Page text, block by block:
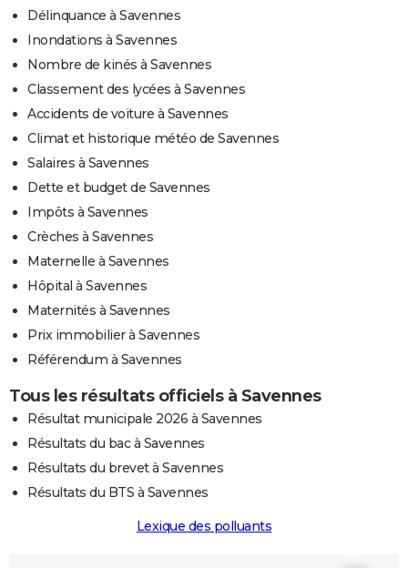
Délinquance à Savennes
Inondations à Savennes
Nombre de kinés à Savennes
Classement des lycées à Savennes
Accidents de voiture à Savennes
Climat et historique météo de Savennes
Salaires à Savennes
Dette et budget de Savennes
Impôts à Savennes
Crèches à Savennes
Maternelle à Savennes
Hôpital à Savennes
Maternités à Savennes
Prix immobilier à Savennes
Référendum à Savennes
Tous les résultats officiels à Savennes
Résultat municipale 2026 à Savennes
Résultats du bac à Savennes
Résultats du brevet à Savennes
Résultats du BTS à Savennes
Lexique des polluants